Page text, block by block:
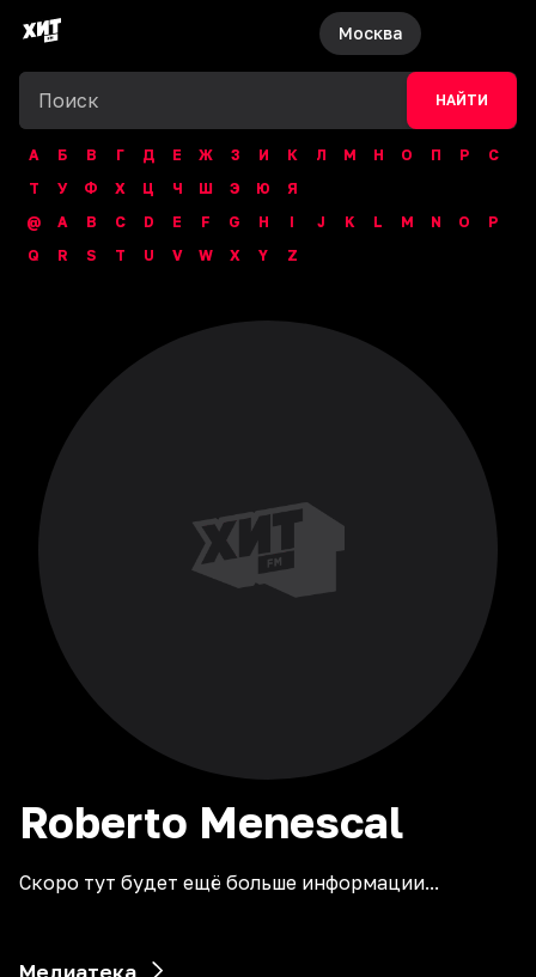
Москва
НАЙТИ
А Б В Г Д Е Ж З И К Л М Н О П Р
С
Т
У Ф Х Ц Ч Ш Э Ю
Я
@
A B C D E F G H I J K L M N O
P
Q
R S T U V W X Y Z
Roberto Menescal
Скоро тут будет ещё больше информации...
Медиатека